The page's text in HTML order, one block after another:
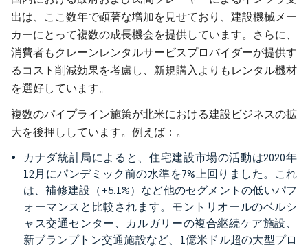
出は、ここ数年で顕著な増加を見せており、建設機械メー
カーにとって複数の成長機会を提供しています。さらに、
消費者もクレーンレンタルサービスプロバイダーが提供す
るコスト削減効果を考慮し、新規購入よりもレンタル機材
を選好しています。
複数のパイプライン施策が北米における建設ビジネスの拡
大を後押ししています。例えば：。
カナダ統計局によると、住宅建設市場の活動は2020年
12月にパンデミック前の水準を7%上回りました。これ
は、補修建設（+5.1%）など他のセグメントの低いパフ
ォーマンスと比較されます。モントリオールのベルシ
ャス交通センター、カルガリーの複合継続ケア施設、
新ブランプトン交通施設など、1億米ドル超の大型プロ